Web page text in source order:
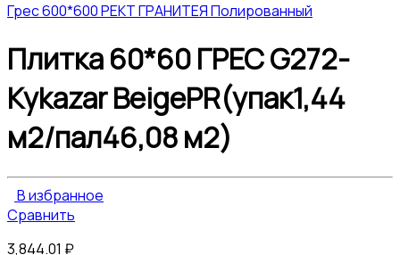
Грес 600*600 РЕКТ ГРАНИТЕЯ Полированный
Плитка 60*60 ГРЕС G272-
Kykazar BeigePR(упак1,44
м2/пал46,08 м2)
В избранное
Сравнить
3,844.01 ₽